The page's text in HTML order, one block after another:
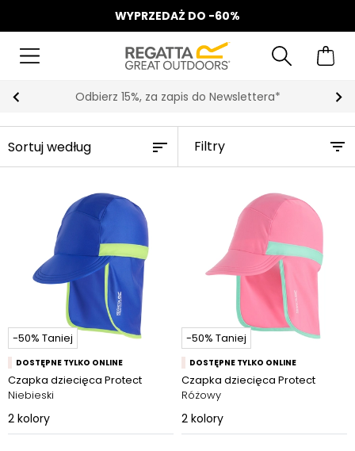
WYPRZEDAŻ DO -60%
Odbierz 15%, za zapis do Newslettera*
Filtry
-50% Taniej
DOSTĘPNE TYLKO ONLINE
Czapka dziecięca Protect
Niebieski
2 kolory
-50% Taniej
DOSTĘPNE TYLKO ONLINE
Czapka dziecięca Protect
Różowy
2 kolory